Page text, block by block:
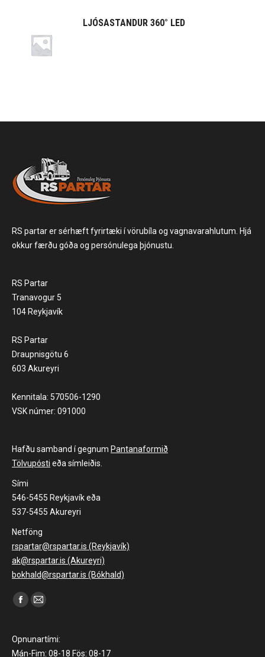
LJÓSASTANDUR 360° LED
RS partar er sérhæft fyrirtæki í vörubíla og vagnavarahlutum. Hjá
okkur færðu góða og persónulega þjónustu.
RS Partar
Tranavogur 5
104 Reykjavík
RS Partar
Draupnisgötu 6
603 Akureyri
Kennitala: 570506-1290
VSK númer: 091000
Hafðu samband í gegnum Pantanaformið
Tölvupósti eða símleiðis.
Sími
546-5455 Reykjavík eða
537-5455 Akureyri
Netföng
rspartar@rspartar.is (Reykjavík)
ak@rspartar.is (Akureyri)
bokhald@rspartar.is (Bókhald)
Find us on:
Facebook
opens
in
Mail
opens
in
Opnunartími:
Mán-Fim: 08-18 Fös: 08-17